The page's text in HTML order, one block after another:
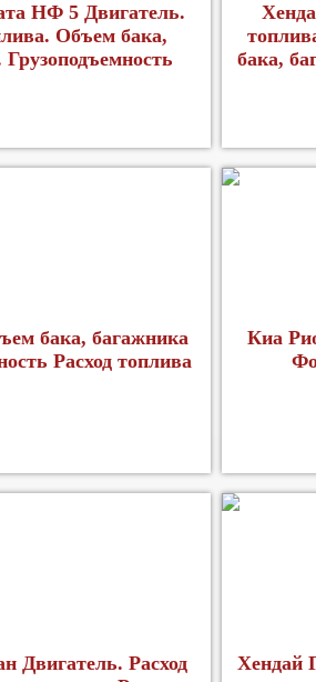
НФ 5 Двигатель.
Объем бака,
бака,
бака, багажника
Расход топлива
Киа
Двигатель. Расход
Хендай